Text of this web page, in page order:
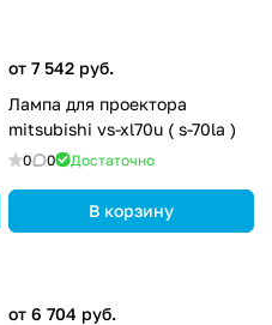
от 7 542 руб.
Лампа для проектора
mitsubishi vs-xl70u ( s-70la )
0 0 Достаточно
В корзину
от 6 704 руб.